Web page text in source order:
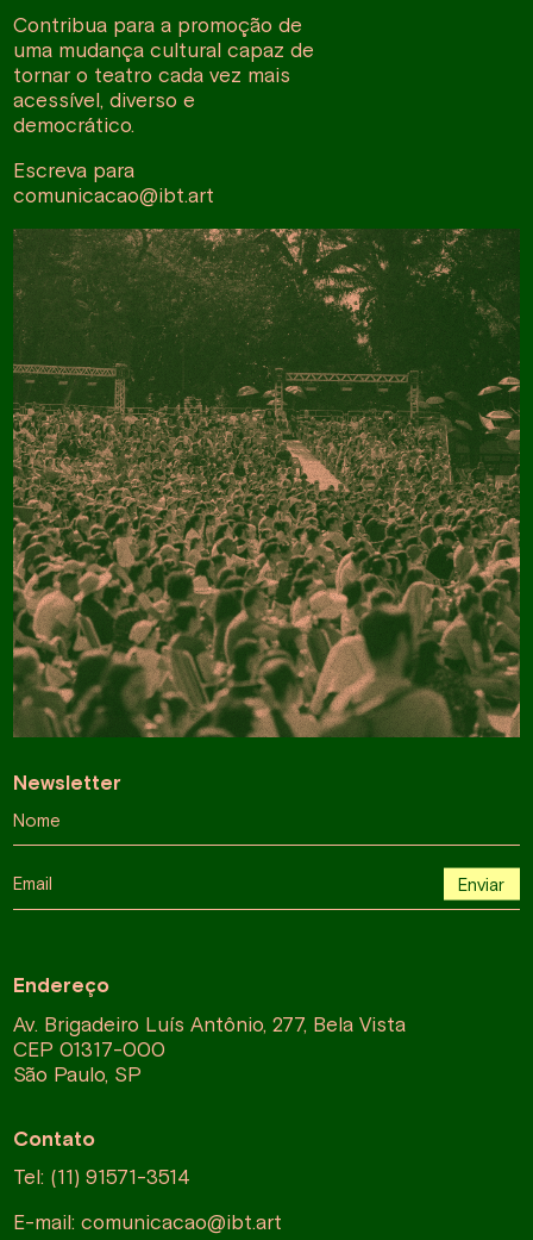
Contribua para a promoção de
uma mudança cultural capaz de
tornar o teatro cada vez mais
acessível, diverso e
democrático.
Escreva para
comunicacao@ibt.art
Endereço
Av. Brigadeiro Luís Antônio, 277, Bela Vista
CEP 01317-000
São Paulo, SP
Contato
Tel: (11) 91571-3514
E-mail: comunicacao@ibt.art
Newsletter
Nome
Email Enviar